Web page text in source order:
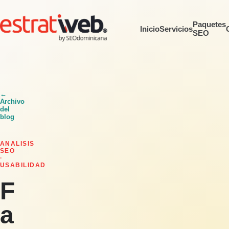
InicioServiciosPaquetes
SEO
←
Archivo
del
blog
ANALISIS
SEO
·
USABILIDAD
F
a